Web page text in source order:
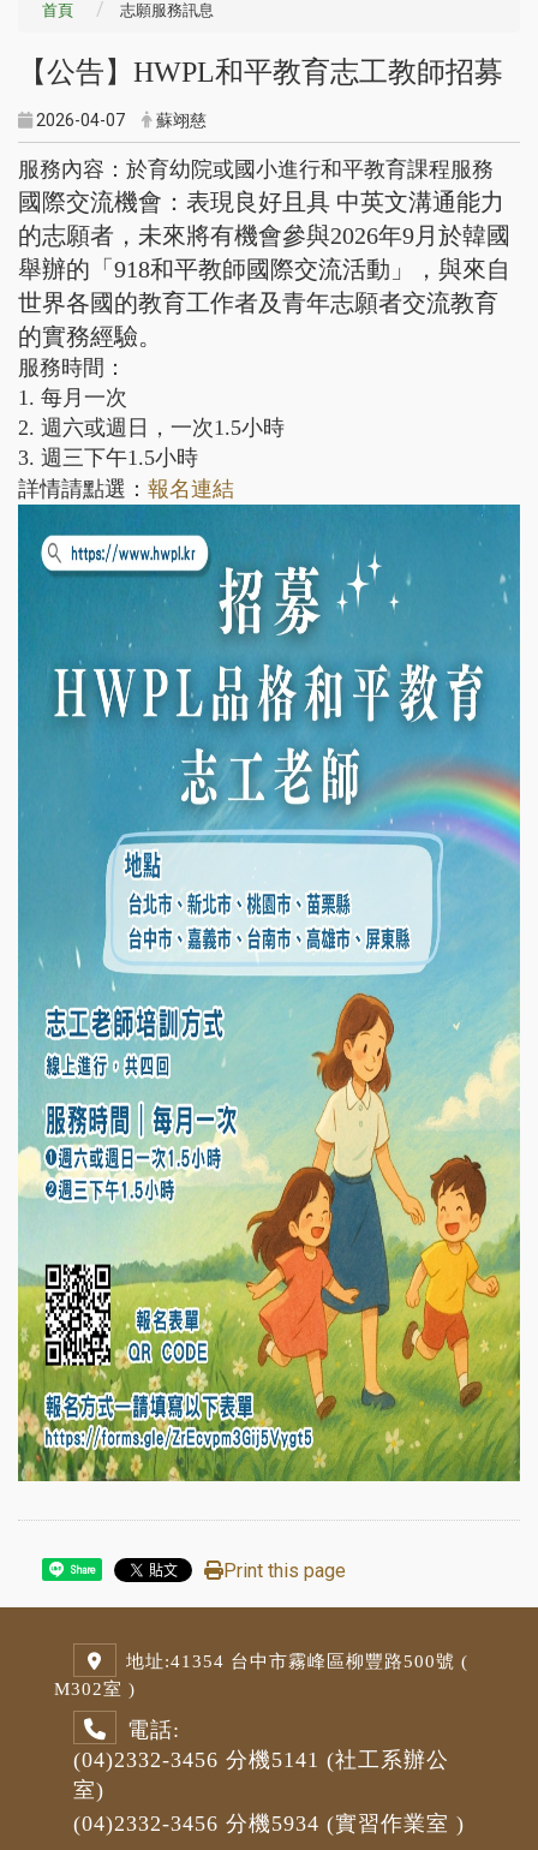
首頁 志願服務訊息
【公告】HWPL和平教育志工教師招募
2026-04-07 蘇翊慈
服務內容：於育幼院或國小進行和平教育課程服務
國際交流機會：表現良好且具 中英文溝通能力
的志願者，未來將有機會參與2026年9月於韓國
舉辦的「918和平教師國際交流活動」，與來自
世界各國的教育工作者及青年志願者交流教育
的實務經驗。
服務時間：
1. 每月一次
2. 週六或週日，一次1.5小時
3. 週三下午1.5小時
詳情請點選： 報名連結
Share Print this page
地址:41354 台中市霧峰區柳豐路500號 (
M302室 )
電話:
(04)2332-3456 分機5141 (社工系辦公
室)
(04)2332-3456 分機5934 (實習作業室 )